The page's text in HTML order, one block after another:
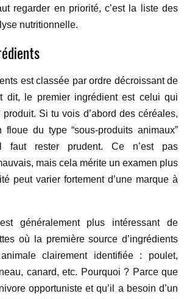
regarder en priorité, c’est la liste des
nutritionnelle.
est classée par ordre décroissant de
dit, le premier ingrédient est celui qui
Si tu vois d’abord des céréales,
floue du type “sous-produits animaux”
faut rester prudent. Ce n’est pas
mais cela mérite un examen plus
peut varier fortement d’une marque à
généralement plus intéressant de
où la première source d’ingrédients
clairement identifiée : poulet,
canard, etc. Pourquoi ? Parce que
opportuniste et qu’il a besoin d’un